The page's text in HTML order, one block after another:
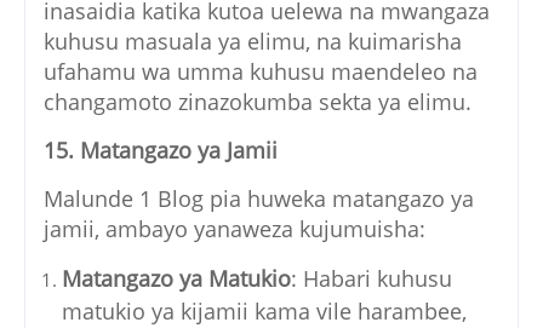
inasaidia katika kutoa uelewa na mwangaza
kuhusu masuala ya elimu, na kuimarisha
ufahamu wa umma kuhusu maendeleo na
changamoto zinazokumba sekta ya elimu.
15. Matangazo ya Jamii
Malunde 1 Blog pia huweka matangazo ya
jamii, ambayo yanaweza kujumuisha:
Matangazo ya Matukio: Habari kuhusu
matukio ya kijamii kama vile harambee,